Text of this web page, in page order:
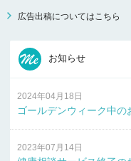
広告出稿についてはこちら
お知らせ
2024年04月18日
ゴールデンウィーク中
2023年07月14日